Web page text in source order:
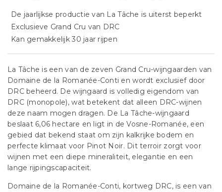
De jaarlijkse productie van La Tâche is uiterst beperkt
Exclusieve Grand Cru van DRC
Kan gemakkelijk 30 jaar rijpen
La Tâche is een van de zeven Grand Cru-wijngaarden van
Domaine de la Romanée-Conti en wordt exclusief door
DRC beheerd. De wijngaard is volledig eigendom van
DRC (monopole), wat betekent dat alleen DRC-wijnen
deze naam mogen dragen. De La Tâche-wijngaard
beslaat 6,06 hectare en ligt in de Vosne-Romanée, een
gebied dat bekend staat om zijn kalkrijke bodem en
perfecte klimaat voor Pinot Noir. Dit terroir zorgt voor
wijnen met een diepe mineraliteit, elegantie en een
lange rijpingscapaciteit​.
Domaine de la Romanée-Conti, kortweg DRC, is een van